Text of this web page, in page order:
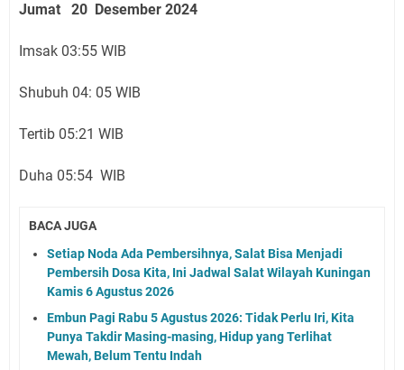
Jumat 20 Desember 2024
Imsak 03:55 WIB
Shubuh 04: 05 WIB
Tertib 05:21 WIB
Duha 05:54 WIB
BACA JUGA
Setiap Noda Ada Pembersihnya, Salat Bisa Menjadi
Pembersih Dosa Kita, Ini Jadwal Salat Wilayah Kuningan
Kamis 6 Agustus 2026
Embun Pagi Rabu 5 Agustus 2026: Tidak Perlu Iri, Kita
Punya Takdir Masing-masing, Hidup yang Terlihat
Mewah, Belum Tentu Indah